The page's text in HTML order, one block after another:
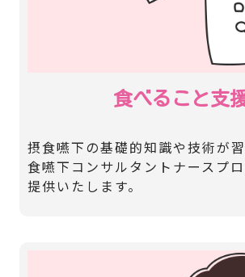
食べること支
摂食嚥下の基礎的知識や技術が
食嚥下コンサルタントナースプ
提供いたします。